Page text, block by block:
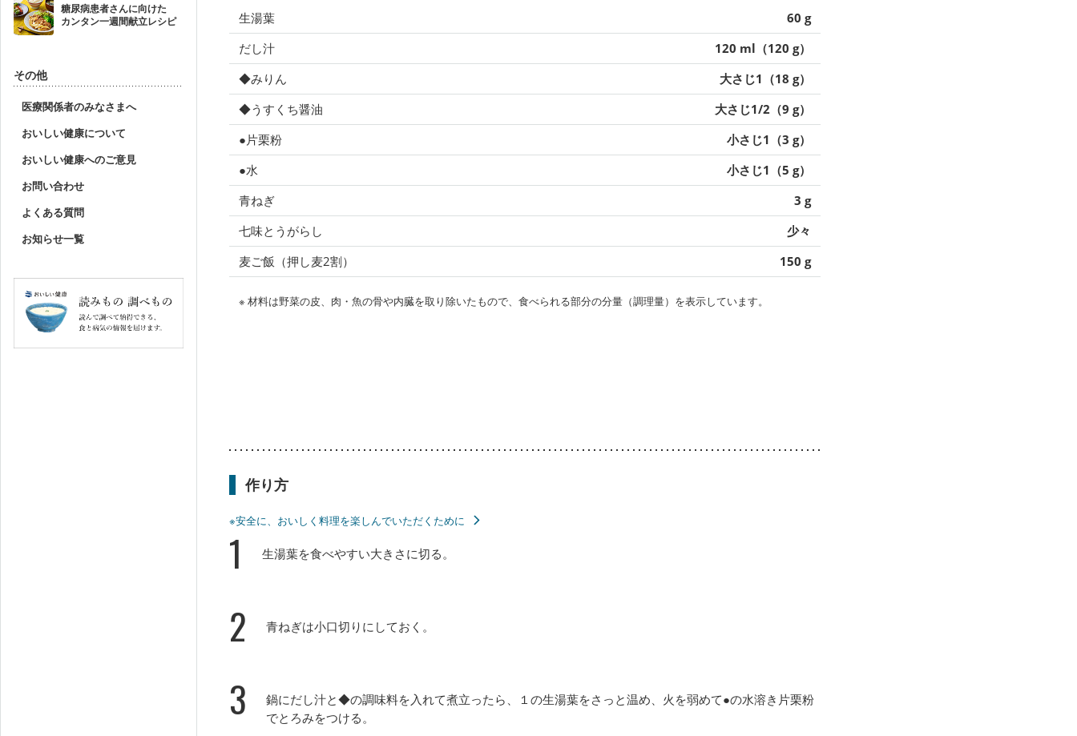
糖尿病患者さんに向けた
カンタン一週間献立レシピ
その他
医療関係者のみなさまへ
おいしい健康について
おいしい健康へのご意見
お問い合わせ
よくある質問
お知らせ一覧
生湯葉
60 g
だし汁
120 ml（120 g）
◆みりん
大さじ1（18 g）
◆うすくち醤油
大さじ1/2（9 g）
●片栗粉
小さじ1（3 g）
●水
小さじ1（5 g）
青ねぎ
3 g
七味とうがらし
少々
麦ご飯（押し麦2割）
150 g
※ 材料は野菜の皮、肉・魚の骨や内臓を取り除いたもので、食べられる部分の分量（調理量）を表示しています。
作り方
※安全に、おいしく料理を楽しんでいただくために
1 生湯葉を食べやすい大きさに切る。
2 青ねぎは小口切りにしておく。
3
鍋にだし汁と◆の調味料を入れて煮立ったら、１の生湯葉をさっと温め、火を弱めて●の水溶き片栗粉
でとろみをつける。